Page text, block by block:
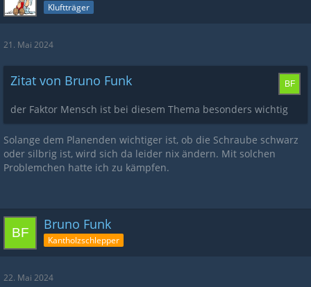
Kluftträger
21. Mai 2024
Zitat von Bruno Funk
der Faktor Mensch ist bei diesem Thema besonders wichtig
Solange dem Planenden wichtiger ist, ob die Schraube schwarz
oder silbrig ist, wird sich da leider nix ändern. Mit solchen
Problemchen hatte ich zu kämpfen.
Bruno Funk
Kantholzschlepper
22. Mai 2024